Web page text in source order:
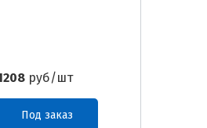
руб/шт
Под заказ